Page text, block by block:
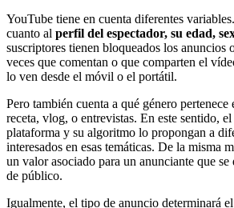
YouTube tiene en cuenta diferentes
cuanto al perfil del espectador, su edad,
suscriptores tienen bloqueados los anuncios
veces que comentan o que comparten el
lo ven desde el móvil o el portátil.
Pero también cuenta a qué género
receta, vlog, o entrevistas. En este sentido,
plataforma y su algoritmo lo propongan a
interesados en esas temáticas. De la misma
un valor asociado para un anunciante que
de público.
Igualmente, el tipo de anuncio determinará